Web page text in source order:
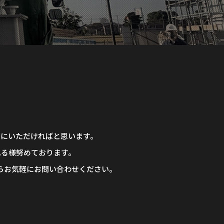
いただければと思います。
様努めております。
気軽にお問い合わせください。